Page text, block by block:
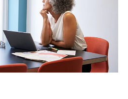
PROMOCIONES
GT (ES)
SUSCRÍBASE